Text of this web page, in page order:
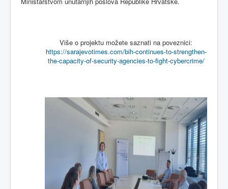
Više o projektu možete saznati na poveznici:
https://sarajevotimes.com/bih-continues-to-strengthen-
the-capacity-of-security-agencies-to-fight-cybercrime/